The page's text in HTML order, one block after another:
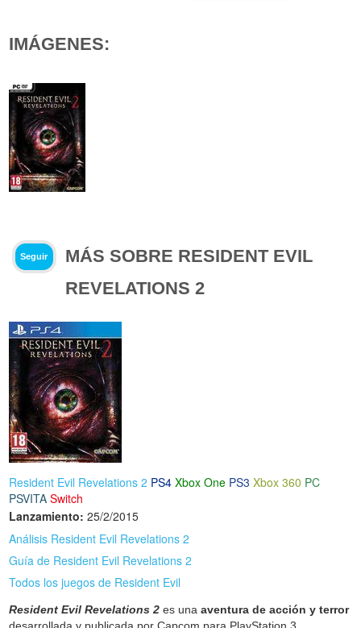
IMÁGENES:
Seguir
MÁS SOBRE RESIDENT EVIL
REVELATIONS 2
Resident Evil Revelations 2 PS4 Xbox One PS3 Xbox 360 PC
PSVITA Switch
Lanzamiento: 25/2/2015
Análisis Resident Evil Revelations 2
Guía de Resident Evil Revelations 2
Todos los juegos de Resident Evil
Resident Evil Revelations 2 es unaaventura de acción y terror
desarrollada y publicada por Capcom para PlayStation 3,